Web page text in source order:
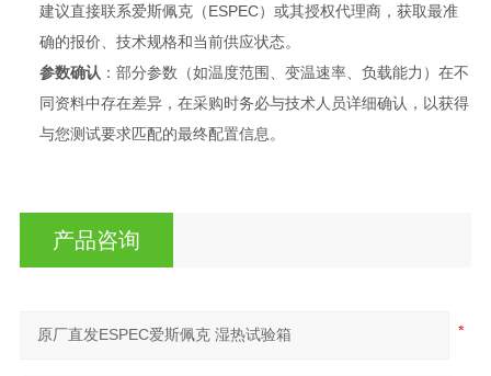
建议直接联系爱斯佩克（ESPEC）或其授权代理商，获取最准
确的报价、技术规格和当前供应状态。
参数确认 ：部分参数（如温度范围、变温速率、负载能力）在不
同资料中存在差异，在采购时务必与技术人员详细确认，以获得
与您测试要求匹配的最终配置信息。
产品咨询